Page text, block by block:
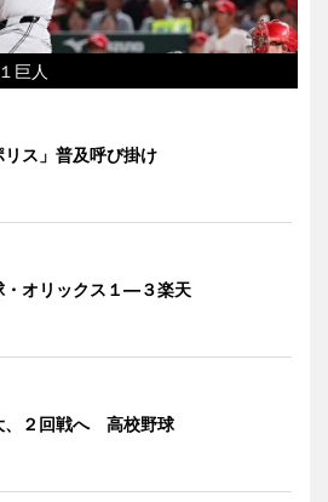
巨人
リス」普及呼び掛け
・オリックス１―３楽天
、２回戦へ 高校野球